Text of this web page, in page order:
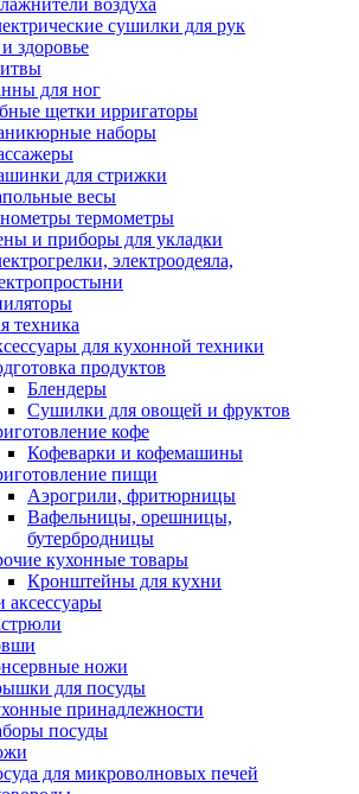
воздуха
сушилки для рук
здоровье
для ног
щетки ирригаторы
наборы
для стрижки
весы
термометры
и приборы для укладки
электроодеяла,
техника
для кухонной техники
продуктов
Блендеры
Сушилки для овощей и фруктов
кофе
Кофеварки и кофемашины
пищи
Аэрогрили, фритюрницы
Вафельницы, орешницы,
бутербродницы
кухонные товары
Кронштейны для кухни
аксессуары
ножи
для посуды
принадлежности
посуды
для микроволновых печей